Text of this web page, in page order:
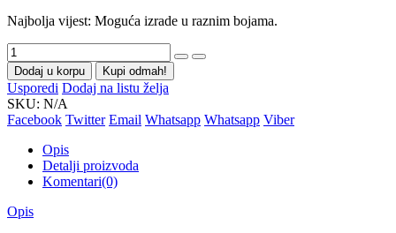
Najbolja vijest: Moguća izrade u raznim bojama.
Dodaj u korpu Kupi odmah!
Usporedi Dodaj na listu želja
SKU: N/A
Facebook Twitter Email Whatsapp Whatsapp Viber
Opis
Detalji proizvoda
Komentari(0)
Opis